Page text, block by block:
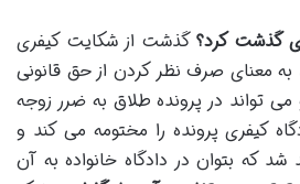
گذشت کرد؟ گذشت از شکایت کیفری
معنای صرف نظر کردن از حق قانونی
تواند در پرونده طلاق به ضرر زوجه
کیفری پرونده را مختومه می کند و
که بتوان در دادگاه خانواده به آن